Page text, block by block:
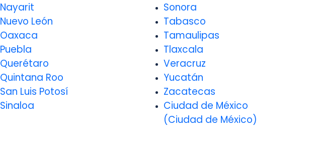
Nayarit
Nuevo León
Oaxaca
Puebla
Querétaro
Quintana Roo
San Luis Potosí
Sinaloa
Sonora
Tabasco
Tamaulipas
Tlaxcala
Veracruz
Yucatán
Zacatecas
Ciudad de México
(Ciudad de México)